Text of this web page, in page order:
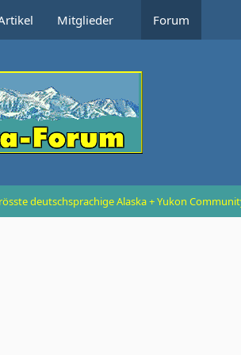
Mitglieder Forum
deutschsprachige Alaska + Yukon